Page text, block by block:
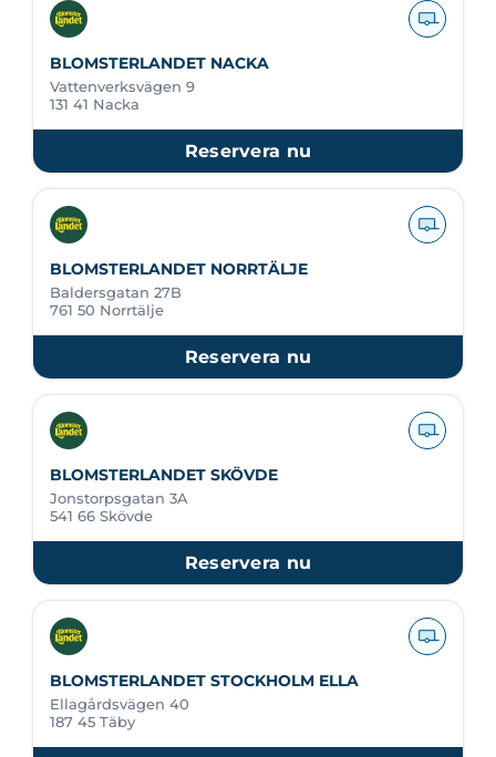
BLOMSTERLANDET NACKA
Vattenverksvägen 9
131 41 Nacka
Reservera nu
BLOMSTERLANDET NORRTÄLJE
Baldersgatan 27B
761 50 Norrtälje
Reservera nu
BLOMSTERLANDET SKÖVDE
Jonstorpsgatan 3A
541 66 Skövde
Reservera nu
BLOMSTERLANDET STOCKHOLM ELLA
Ellagårdsvägen 40
187 45 Täby